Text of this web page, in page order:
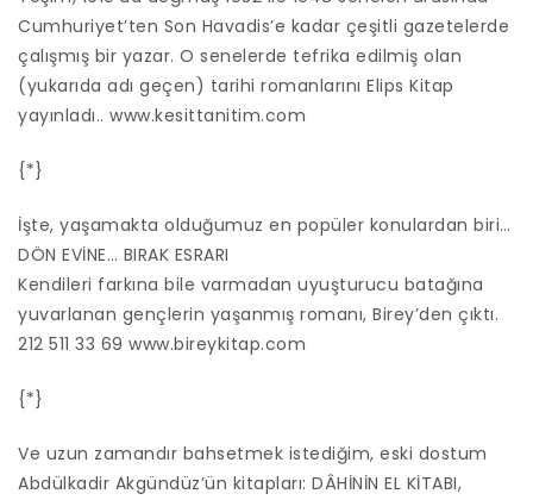
Cumhuriyet’ten Son Havadis’e kadar çeşitli gazetelerde
çalışmış bir yazar. O senelerde tefrika edilmiş olan
(yukarıda adı geçen) tarihi romanlarını Elips Kitap
yayınladı.. www.kesittanitim.com
{*}
İşte, yaşamakta olduğumuz en popüler konulardan biri…
DÖN EVİNE… BIRAK ESRARI
Kendileri farkına bile varmadan uyuşturucu batağına
yuvarlanan gençlerin yaşanmış romanı, Birey’den çıktı.
212 511 33 69 www.bireykitap.com
{*}
Ve uzun zamandır bahsetmek istediğim, eski dostum
Abdülkadir Akgündüz’ün kitapları: DÂHİNİN EL KİTABI,